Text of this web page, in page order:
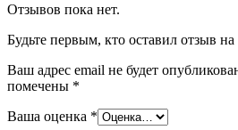
Отзывов пока нет.
Будьте первым, кто оставил отзыв
Ваш адрес email не будет
помечены *
Ваша оценка *